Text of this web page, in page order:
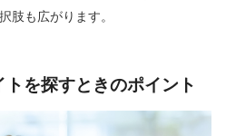
肢も広がります。
を探すときのポイント